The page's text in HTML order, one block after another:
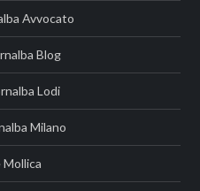
Avvocato
Blog
Lodi
Milano
Mollica